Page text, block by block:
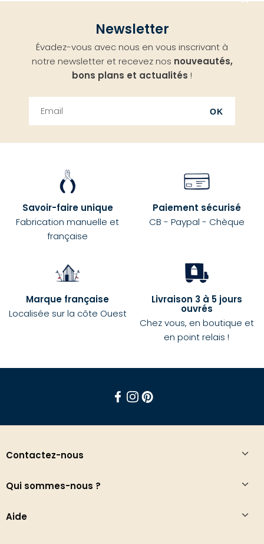
Newsletter
Évadez-vous avec nous en vous inscrivant à
notre newsletter et recevez nos nouveautés,
bons plans et actualités !
OK
Savoir-faire unique
Fabrication manuelle et
française
Paiement sécurisé
CB - Paypal - Chèque
Marque française
Localisée sur la côte Ouest
Livraison 3 à 5 jours
ouvrés
Chez vous, en boutique et
en point relais !
Contactez-nous
Qui sommes-nous ?
Aide